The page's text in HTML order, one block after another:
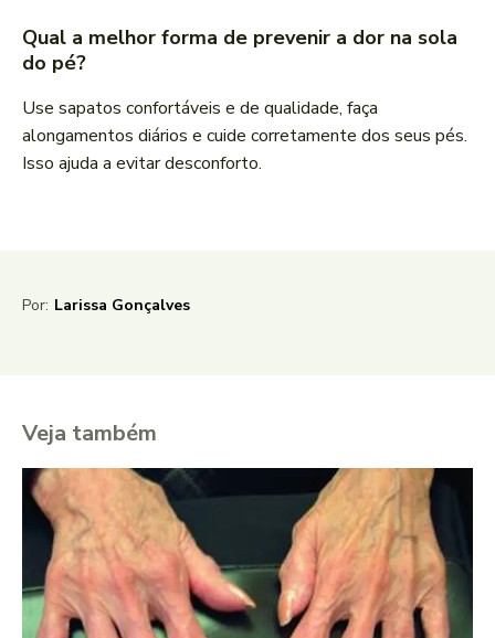
Qual a melhor forma de prevenir a dor na sola
do pé?
Use sapatos confortáveis e de qualidade, faça
alongamentos diários e cuide corretamente dos seus pés.
Isso ajuda a evitar desconforto.
Por: Larissa Gonçalves
Veja também